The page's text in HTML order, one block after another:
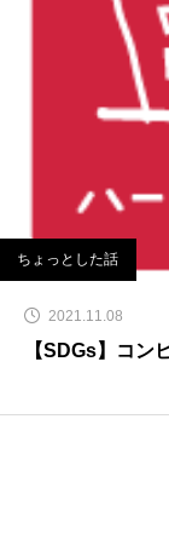
ちょっとした話
2021.11.08
【SDGs】コン